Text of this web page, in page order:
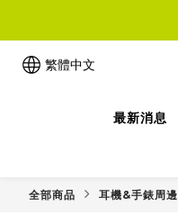
繁體中文
最新消息
全部商品 耳機&手錶周邊